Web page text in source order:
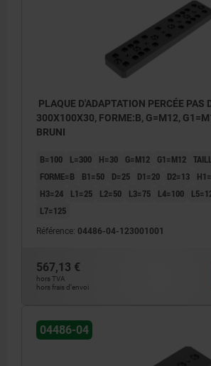
PLAQUE D'ADAPTATION PERCÉE PAS
300X100X30, FORME:B, G=M12,
BRUNI
B=100 L=300 H=30 G=M12 G1=M12
FORME=B
B1=50 D=25 D1=20 D2=13
H3=24
L1=25 L2=50 L3=75 L4=100
L7=125
Référence: 04486-04-123001001
567,13 €
hors TVA
hors frais d’envoi
04486-04